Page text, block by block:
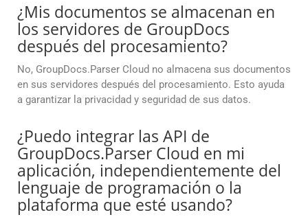
¿Mis documentos se almacenan en
los servidores de GroupDocs
después del procesamiento?
No, GroupDocs.Parser Cloud no almacena sus documentos
en sus servidores después del procesamiento. Esto ayuda
a garantizar la privacidad y seguridad de sus datos.
¿Puedo integrar las API de
GroupDocs.Parser Cloud en mi
aplicación, independientemente del
lenguaje de programación o la
plataforma que esté usando?